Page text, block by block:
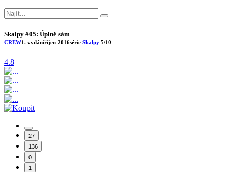
Skalpy #05: Úplně sám
CREW1. vydáníříjen 2016série Skalpy 5/10
4.8
27
136
0
1